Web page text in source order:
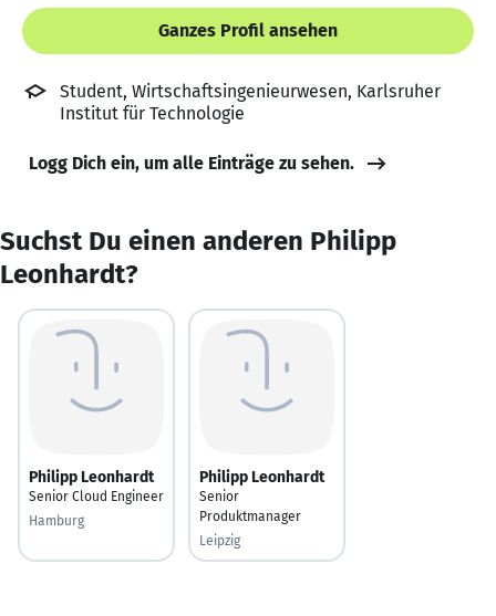
Ganzes Profil ansehen
Student, Wirtschaftsingenieurwesen, Karlsruher
Institut für Technologie
Logg Dich ein, um alle Einträge zu sehen.
Suchst Du einen anderen Philipp
Leonhardt?
Philipp Leonhardt
Senior Cloud Engineer
Hamburg
Philipp Leonhardt
Senior
Produktmanager
Leipzig